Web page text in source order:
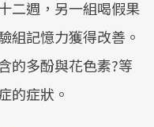
二週，另一組喝假果
組記憶力獲得改善。
的多酚與花色素?等
的症狀。